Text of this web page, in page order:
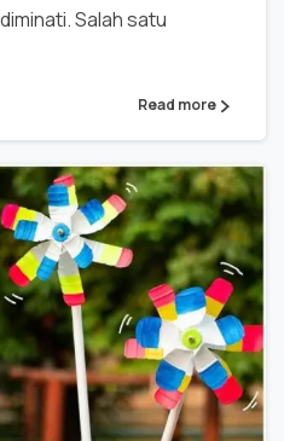
Salah satu
Read more
0 0